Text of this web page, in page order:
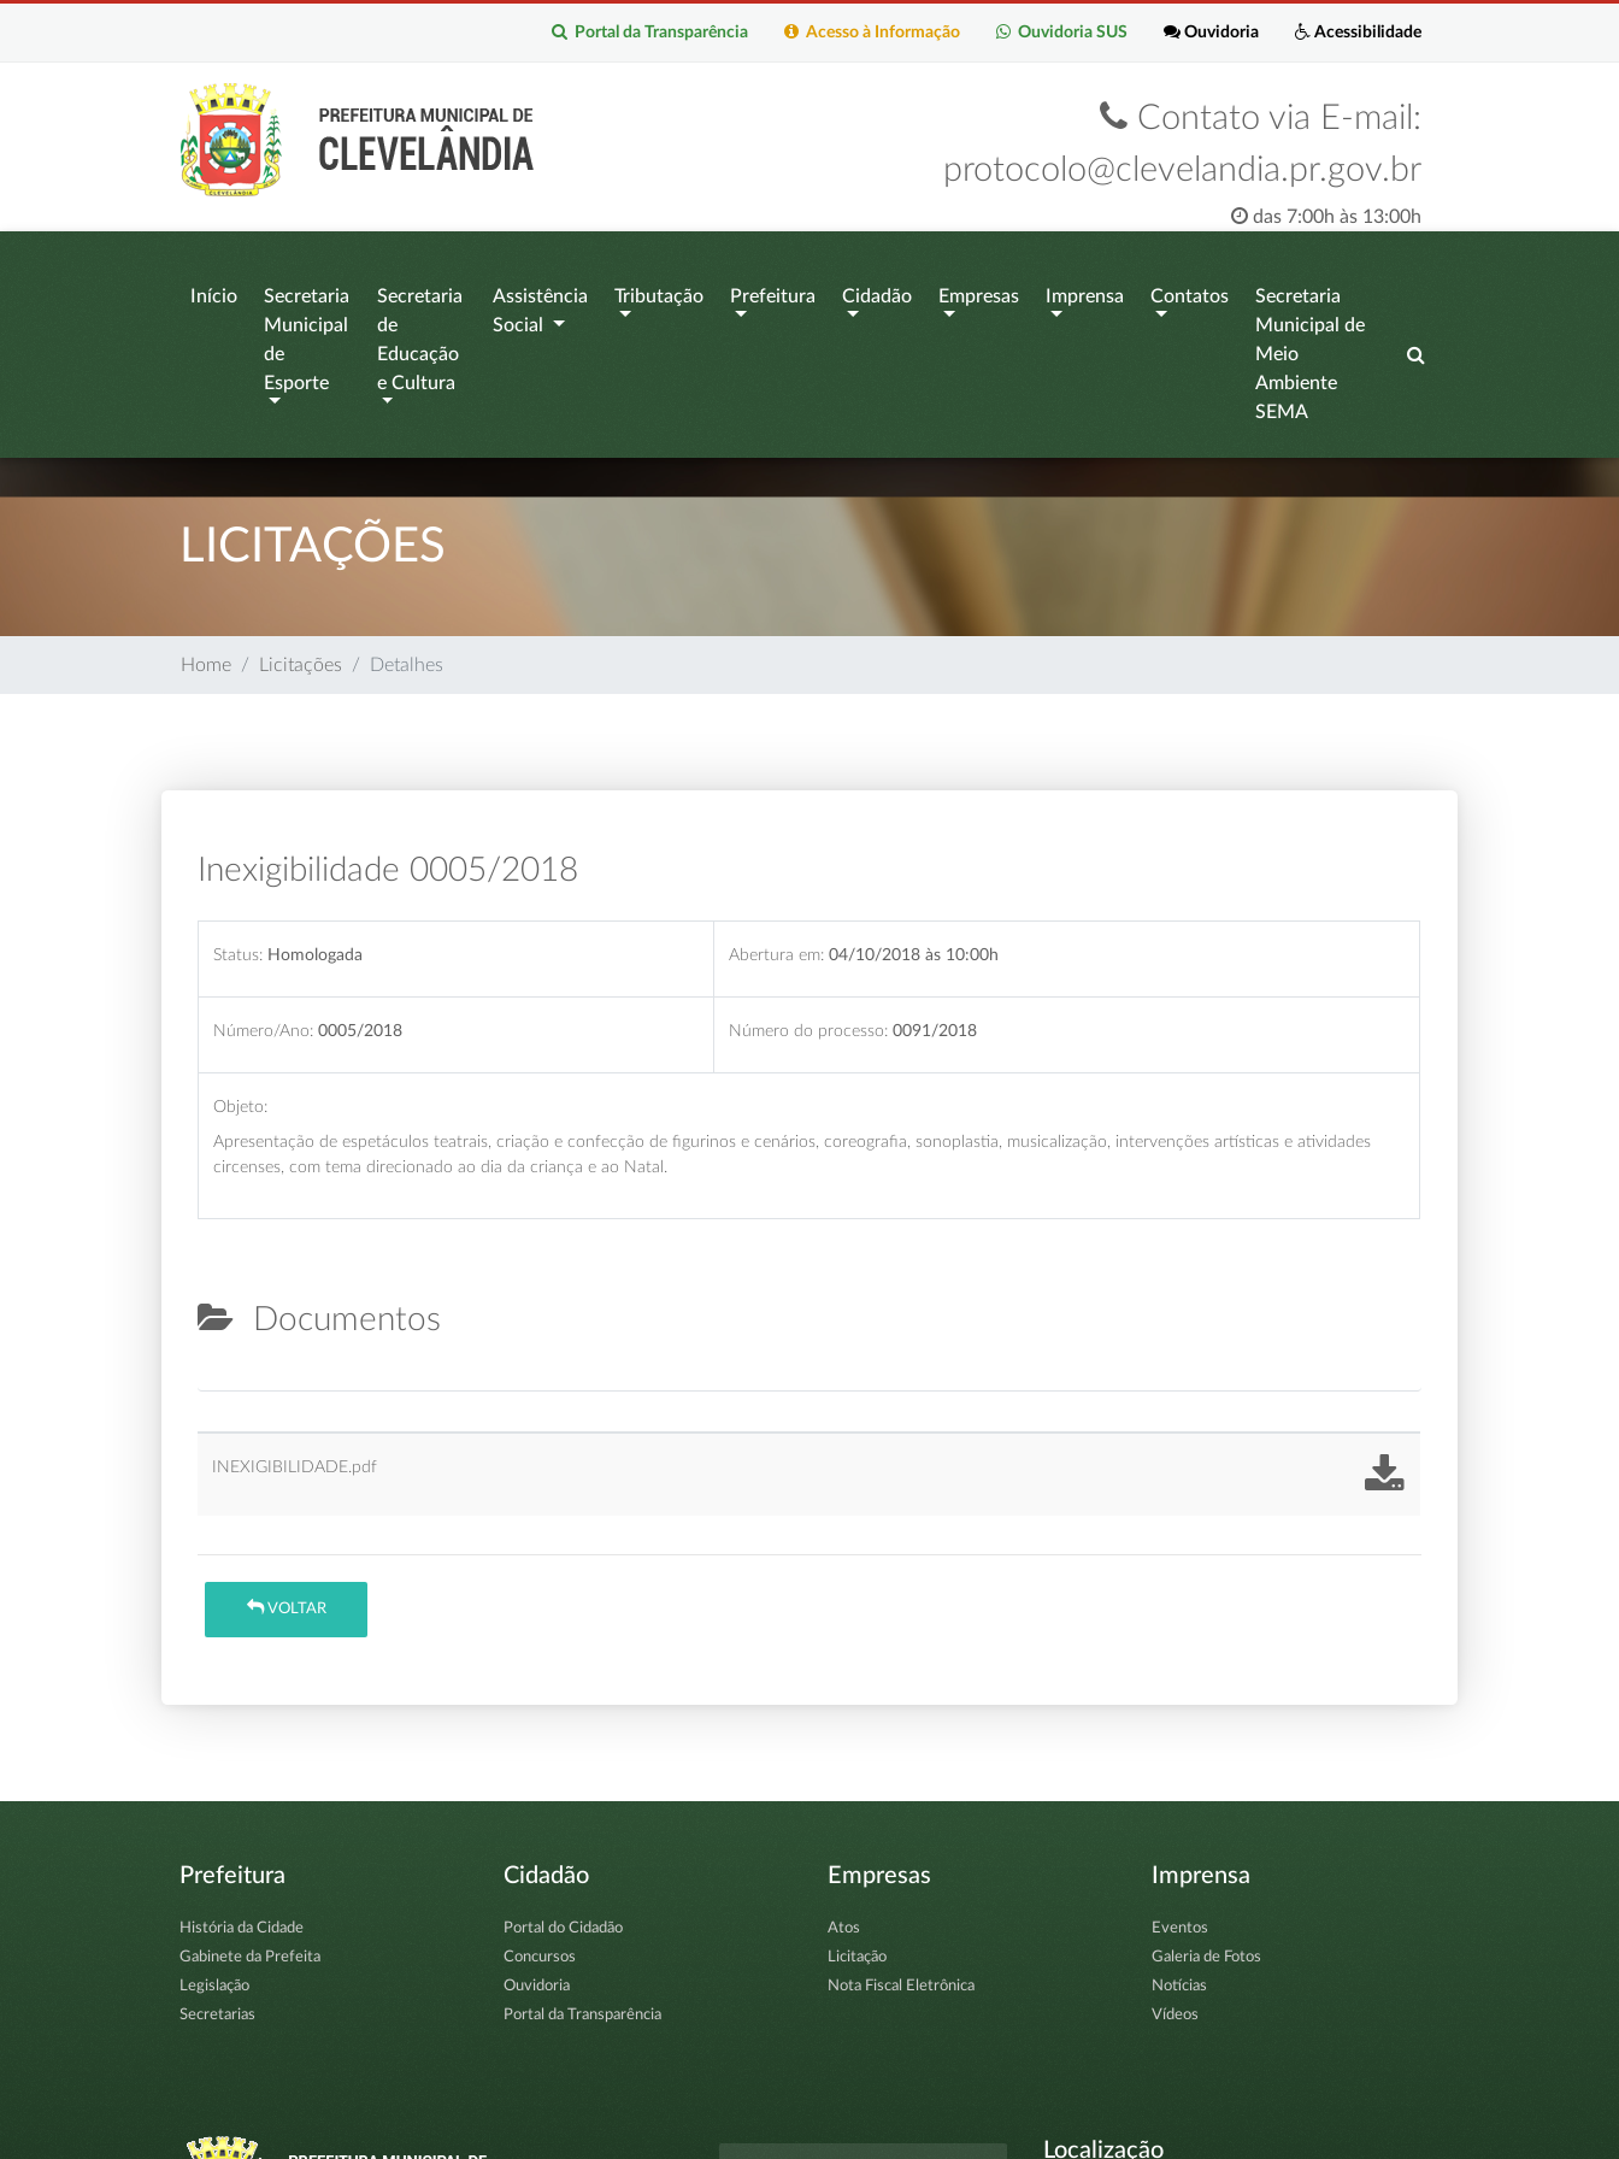
Acessibilidade
Ouvidoria
Ouvidoria SUS
Acesso à Informação
Portal da Transparência
Contato via E-mail:
protocolo@clevelandia.pr.gov.br
das 7:00h às 13:00h
Início
Secretaria
Municipal
de
Esporte
Secretaria
de
Educação
e Cultura
Assistência
Social
Tributação Prefeitura Cidadão Empresas Imprensa Contatos
Secretaria
Municipal de
Meio
Ambiente
SEMA
LICITAÇÕES
Home Licitações Detalhes
Inexigibilidade 0005/2018
Status: Homologada Abertura em: 04/10/2018 às 10:00h
Número/Ano: 0005/2018 Número do processo: 0091/2018
Objeto:
Apresentação de espetáculos teatrais, criação e confecção de figurinos e cenários, coreografia, sonoplastia, musicalização, intervenções artísticas e atividades
circenses, com tema direcionado ao dia da criança e ao Natal.
Documentos
INEXIGIBILIDADE.pdf
VOLTAR
Prefeitura
História da Cidade
Gabinete da Prefeita
Legislação
Secretarias
Cidadão
Portal do Cidadão
Concursos
Ouvidoria
Portal da Transparência
Empresas
Atos
Licitação
Nota Fiscal Eletrônica
Imprensa
Eventos
Galeria de Fotos
Notícias
Vídeos
Localização